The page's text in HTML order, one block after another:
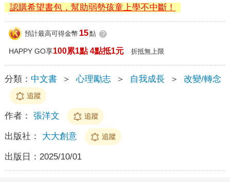
認購希望書包，幫助弱勢孩童上學不中斷！
預計最高可得金幣 15點 ?
HAPPY GO享100累1點 4點抵1元 折抵無上限
分類： 中文書 ＞ 心理勵志 ＞ 自我成長 ＞ 改變/轉念
追蹤
作者： 張洋文 追蹤
出版社： 大大創意 追蹤
出版日： 2025/10/01